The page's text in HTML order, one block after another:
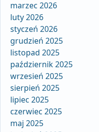
marzec 2026
luty 2026
styczeń 2026
grudzień 2025
listopad 2025
październik 2025
wrzesień 2025
sierpień 2025
lipiec 2025
czerwiec 2025
maj 2025